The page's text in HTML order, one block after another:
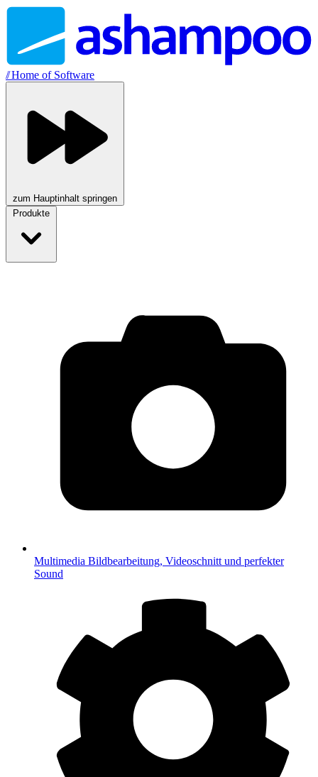
//Home of Software
zum Hauptinhalt springen
Produkte
Multimedia Bildbearbeitung, Videoschnitt und perfekter
Sound